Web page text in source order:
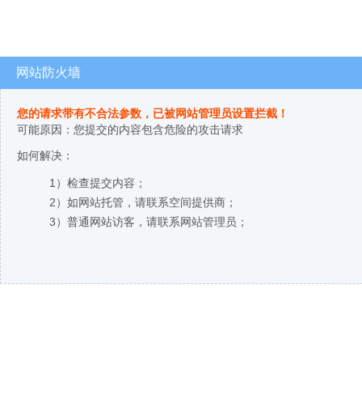
网站防火墙
您的请求带有不合法参数，已被网站管理员设置拦截！
可能原因：您提交的内容包含危险的攻击请求
如何解决：
1）检查提交内容；
2）如网站托管，请联系空间提供商；
3）普通网站访客，请联系网站管理员；